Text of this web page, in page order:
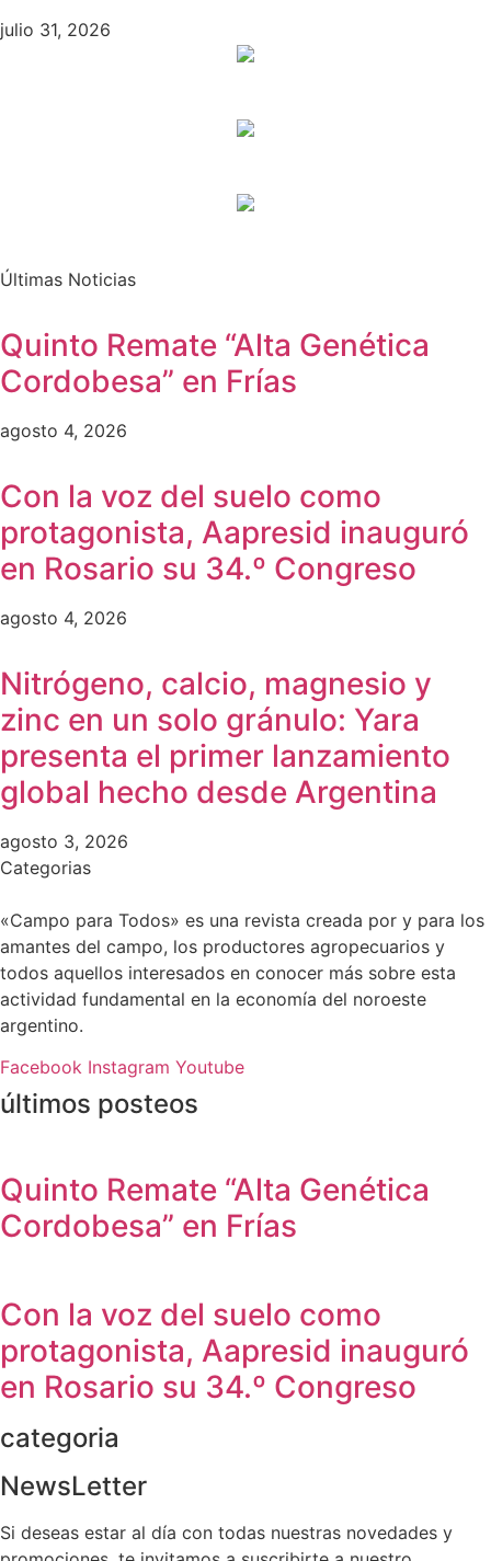
julio 31, 2026
Últimas Noticias
Quinto Remate “Alta Genética
Cordobesa” en Frías
agosto 4, 2026
Con la voz del suelo como
protagonista, Aapresid inauguró
en Rosario su 34.º Congreso
agosto 4, 2026
Nitrógeno, calcio, magnesio y
zinc en un solo gránulo: Yara
presenta el primer lanzamiento
global hecho desde Argentina
agosto 3, 2026
Categorias
«Campo para Todos» es una revista creada por y para los
amantes del campo, los productores agropecuarios y
todos aquellos interesados en conocer más sobre esta
actividad fundamental en la economía del noroeste
argentino.
Facebook Instagram Youtube
últimos posteos
Quinto Remate “Alta Genética
Cordobesa” en Frías
Con la voz del suelo como
protagonista, Aapresid inauguró
en Rosario su 34.º Congreso
categoria
NewsLetter
Si deseas estar al día con todas nuestras novedades y